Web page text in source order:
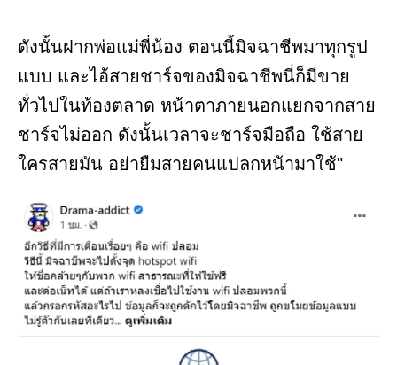
ดังนั้นฝากพ่อแม่พี่น้อง ตอนนี้มิจฉาชีพมาทุกรูป
แบบ และไอ้สายชาร์จของมิจฉาชีพนี่ก็มีขาย
ทั่วไปในท้องตลาด หน้าตาภายนอกแยกจากสาย
ชาร์จไม่ออก ดังนั้นเวลาจะชาร์จมือถือ ใช้สาย
ใครสายมัน อย่ายืมสายคนแปลกหน้ามาใช้"